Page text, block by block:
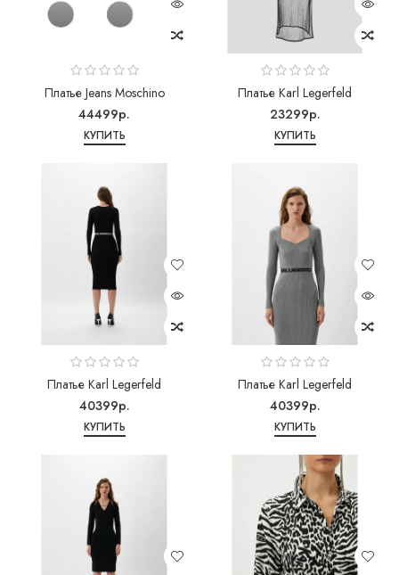
Платье Jeans Moschino
44499р.
КУПИТЬ
Платье Karl Legerfeld
23299р.
КУПИТЬ
Платье Karl Legerfeld
40399р.
КУПИТЬ
Платье Karl Legerfeld
40399р.
КУПИТЬ